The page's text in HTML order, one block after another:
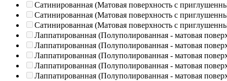
Сатинированная (Матовая поверхность с
Сатинированная (Матовая поверхность с
Сатинированная (Матовая поверхность с
Лаппатированная (Полуполированная - матовая
Лаппатированная (Полуполированная - матовая
Лаппатированная (Полуполированная - матовая
Лаппатированная (Полуполированная - матовая
Лаппатированная (Полуполированная - матовая